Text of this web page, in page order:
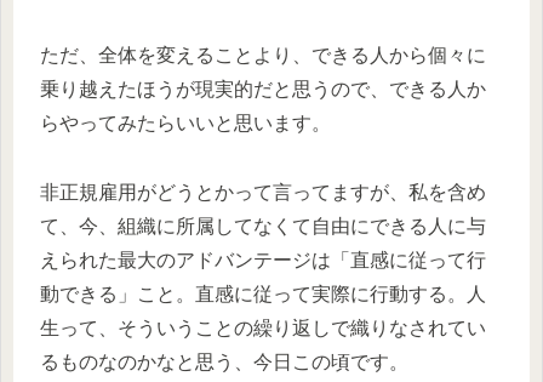
ただ、全体を変えることより、できる人から個々に
乗り越えたほうが現実的だと思うので、できる人か
らやってみたらいいと思います。
非正規雇用がどうとかって言ってますが、私を含め
て、今、組織に所属してなくて自由にできる人に与
えられた最大のアドバンテージは「直感に従って行
動できる」こと。直感に従って実際に行動する。人
生って、そういうことの繰り返しで織りなされてい
るものなのかなと思う、今日この頃です。